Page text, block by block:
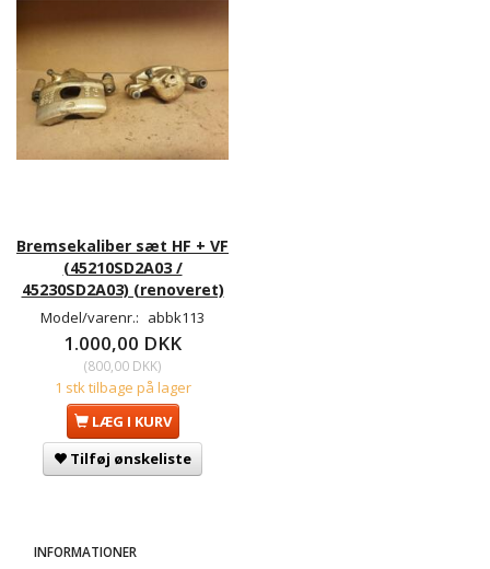
Bremsekaliber sæt HF + VF
(45210SD2A03 /
45230SD2A03) (renoveret)
Model/varenr.: abbk113
1.000,00 DKK
(800,00 DKK)
1 stk tilbage på lager
LÆG I KURV
Tilføj ønskeliste
INFORMATIONER